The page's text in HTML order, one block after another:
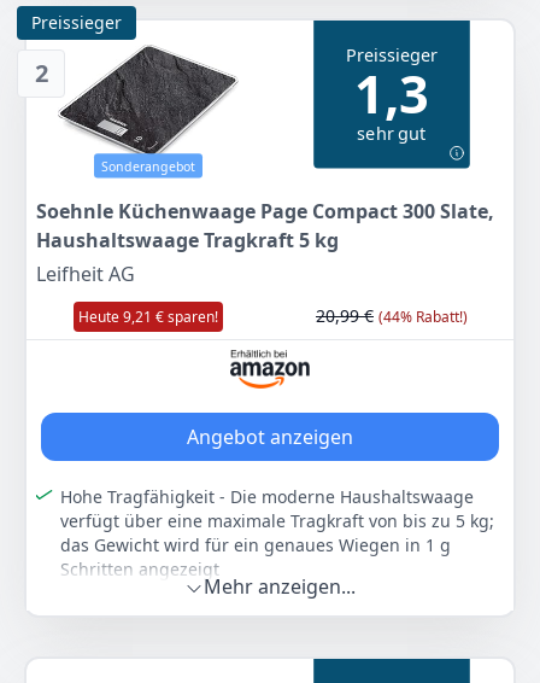
Design - Besticht durch ihre extragroße Wiegefläche
mit LCD-Anzeige für beste Lesbarkeit, extraflach für
platzsparendes Verstauen mit nützlicher
Aufhängevorrichtung, standsicher durch
rutschhemmende Füße
Leichte Bedienung - Dank der hochwertigen Sensor-
Touch-Technologie kann die Lebensmittelwaage
mühelos mit einer sanften Berührung der
Tastenfelder bedient werden
Lieferumfang - Soehnle Page Profi 200 Digitalwaage
für max. 15 kg, Grammwaage mit Glasoberfläche, inkl.
3x AAA Batterien, Farbe: grau, Artikelnummer: 61509
Farbe Gewicht
Soehnle
29
2
Preissieger
Sonderangebot
Preissieger
1,3
sehr gut
Soehnle Küchenwaage Page Compact 300 Slate,
Haushaltswaage Tragkraft 5 kg
Leifheit AG
Heute 9,21 € sparen! 20,99 € (44% Rabatt!)
Angebot anzeigen
Hohe Tragfähigkeit - Die moderne Haushaltswaage
verfügt über eine maximale Tragkraft von bis zu 5 kg;
das Gewicht wird für ein genaues Wiegen in 1 g
Schritten angezeigt
Leichte Lesbarkeit - Die Küchenwaage ist digital und
sorgt dank LCD-Anzeige für eine gute Lesbarkeit der
Mehr anzeigen...